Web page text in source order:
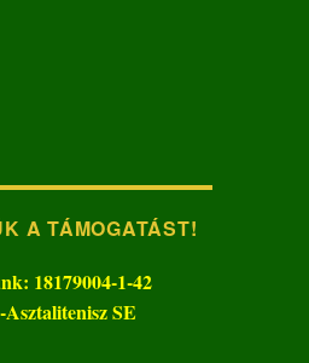
A TÁMOGATÁST!
18179004-1-42
SE